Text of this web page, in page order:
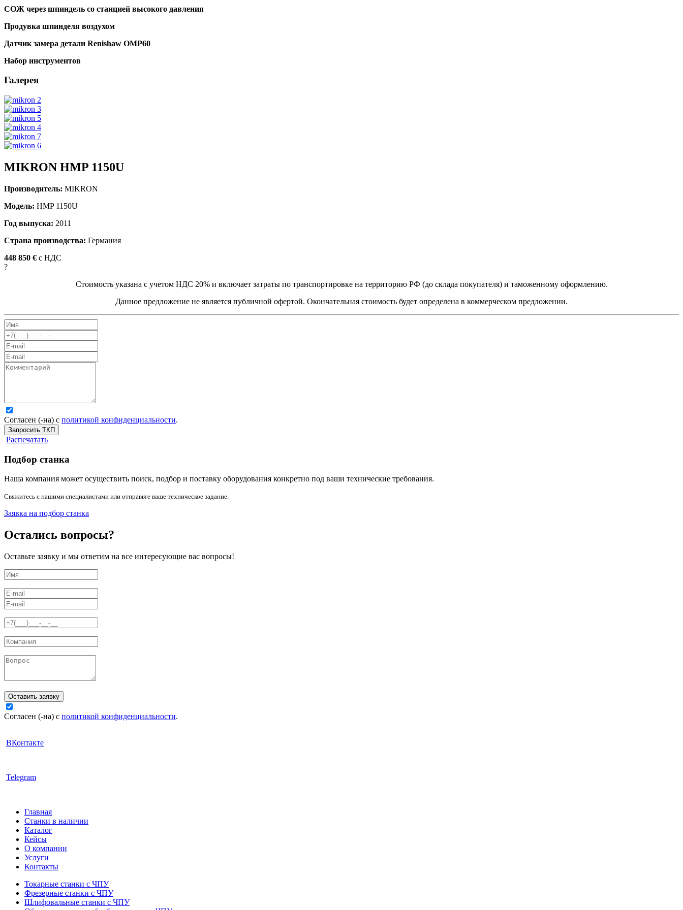
СОЖ через шпиндель со станцией высокого давления
Продувка шпинделя воздухом
Датчик замера детали Renishaw OMP60
Набор инструментов
Галерея
MIKRON HMP 1150U
Производитель: MIKRON
Модель: HMP 1150U
Год выпуска: 2011
Страна производства: Германия
448 850 € c НДС
?
Стоимость указана с учетом НДС 20% и включает затраты по транспортировке на территорию РФ (до склада покупателя) и таможенному оформлению.
Данное предложение не является публичной офертой. Окончательная стоимость будет определена в коммерческом предложении.
Согласен (-на) с политикой конфиденциальности.
Запросить ТКП
Распечатать
Подбор станка
Наша компания может осуществить поиск, подбор и поставку оборудования конкретно под ваши технические требования.
Свяжитесь с нашими специалистами или отправьте ваше техническое задание.
Заявка на подбор станка
Остались вопросы?
Оставьте заявку и мы ответим на все интересующие вас вопросы!
Оставить заявку
Согласен (-на) с политикой конфиденциальности.
ВКонтакте
Telegram
Главная
Станки в наличии
Каталог
Кейсы
О компании
Услуги
Контакты
Токарные станки с ЧПУ
Фрезерные станки с ЧПУ
Шлифовальные станки с ЧПУ